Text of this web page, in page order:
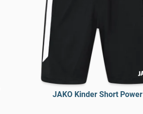
JAKO Kinder Short Power